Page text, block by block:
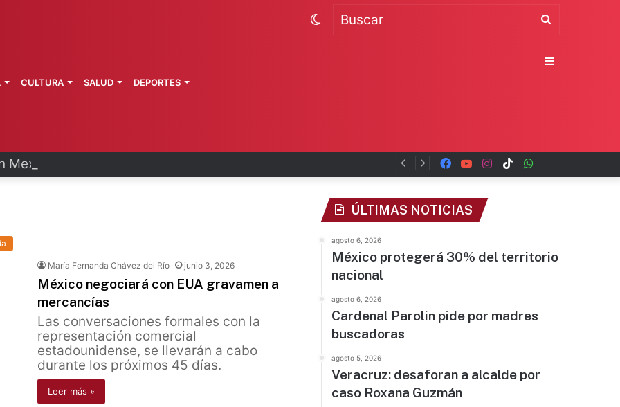
Mexicana Sub-20 asegura pase a Mundial TikTok
Instagram
YouTube
Facebook
CULTURA SALUD DEPORTES
Switch
María Fernanda Chávez del Río junio 3, 2026
México negociará con EUA gravamen a
mercancías
Las conversaciones formales con la
representación comercial
estadounidense, se llevarán a cabo
durante los próximos 45 días.
Leer más »
ÚLTIMAS NOTICIAS
agosto 6, 2026
México protegerá 30% del territorio
nacional
agosto 6, 2026
Cardenal Parolin pide por madres
buscadoras
agosto 5, 2026
Veracruz: desaforan a alcalde por
caso Roxana Guzmán